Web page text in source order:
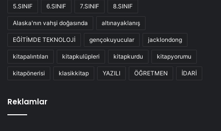
5.SINIF 6.SINIF 7.SINIF 8.SINIF
Alaska'nın vahşi doğasında altınayaklanış
EĞİTİMDE TEKNOLOJİ gençokuyucular jacklondong
kitapalıntıları kitapkulüpleri kitapkurdu kitapyorumu
kitapönerisi klasikkitap YAZILI ÖĞRETMEN İDARİ
Reklamlar